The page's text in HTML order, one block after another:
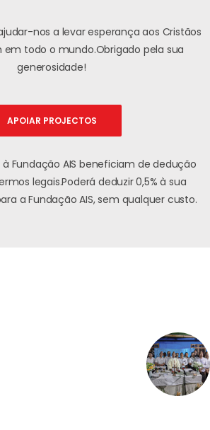
nos a levar esperança aos Cristãos
em todo o mundo.Obrigado pela sua
generosidade!
APOIAR PROJECTOS
Fundação AIS beneficiam de dedução
legais.Poderá deduzir 0,5% à sua
a Fundação AIS, sem qualquer custo.